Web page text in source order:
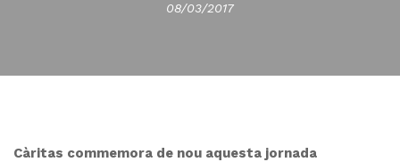
08/03/2017
Càritas commemora de nou aquesta jornada